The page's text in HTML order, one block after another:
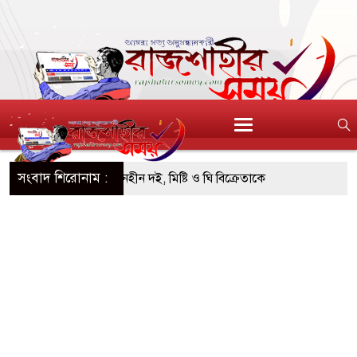
সংবাদ শিরোনাম :
অনুমোদনহীন দই, মিষ্টি ও ঘি বিক্রেতাকে